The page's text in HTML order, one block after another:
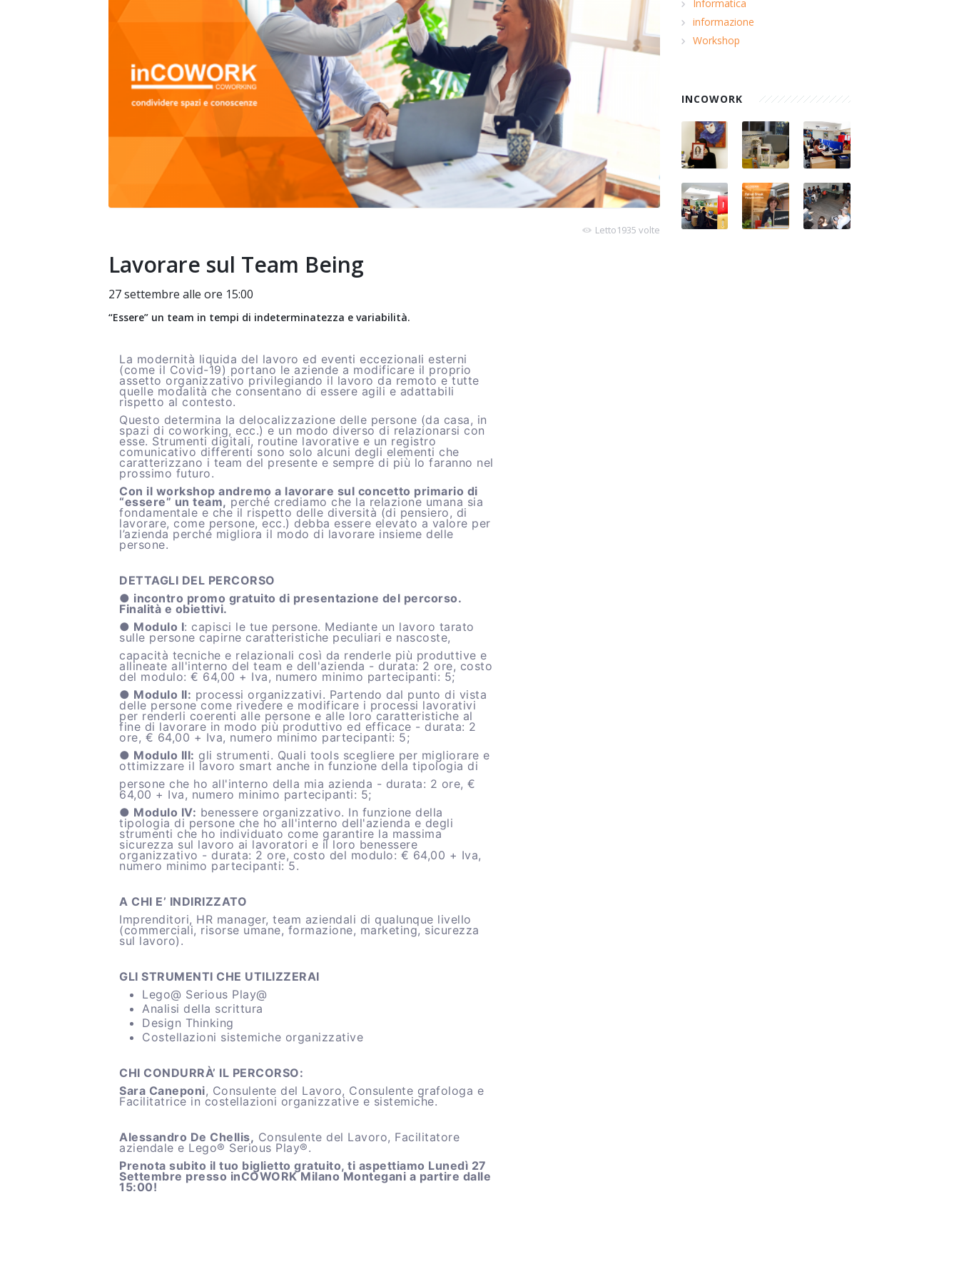
Letto1935 volte
Lavorare sul Team Being
27 settembre alle ore 15:00
“Essere” un team in tempi di indeterminatezza e variabilità.
La modernità liquida del lavoro ed eventi eccezionali esterni
(come il Covid-19) portano le aziende a modificare il proprio
assetto organizzativo privilegiando il lavoro da remoto e tutte
quelle modalità che consentano di essere agili e adattabili
rispetto al contesto.
Questo determina la delocalizzazione delle persone (da casa, in
spazi di coworking, ecc.) e un modo diverso di relazionarsi con
esse. Strumenti digitali, routine lavorative e un registro
comunicativo differenti sono solo alcuni degli elementi che
caratterizzano i team del presente e sempre di più lo faranno nel
prossimo futuro.
Con il workshop andremo a lavorare sul concetto primario di
“essere” un team, perché crediamo che la relazione umana sia
fondamentale e che il rispetto delle diversità (di pensiero, di
lavorare, come persone, ecc.) debba essere elevato a valore per
l’azienda perché migliora il modo di lavorare insieme delle
persone.
DETTAGLI DEL PERCORSO
● incontro promo gratuito di presentazione del percorso.
Finalità e obiettivi.
● Modulo I: capisci le tue persone. Mediante un lavoro tarato
sulle persone capirne caratteristiche peculiari e nascoste,
capacità tecniche e relazionali così da renderle più produttive e
allineate all'interno del team e dell'azienda - durata: 2 ore, costo
del modulo: € 64,00 + Iva, numero minimo partecipanti: 5;
● Modulo II: processi organizzativi. Partendo dal punto di vista
delle persone come rivedere e modificare i processi lavorativi
per renderli coerenti alle persone e alle loro caratteristiche al
fine di lavorare in modo più produttivo ed efficace - durata: 2
ore, € 64,00 + Iva, numero minimo partecipanti: 5;
● Modulo III: gli strumenti. Quali tools scegliere per migliorare e
ottimizzare il lavoro smart anche in funzione della tipologia di
persone che ho all'interno della mia azienda - durata: 2 ore, €
64,00 + Iva, numero minimo partecipanti: 5;
● Modulo IV: benessere organizzativo. In funzione della
tipologia di persone che ho all'interno dell'azienda e degli
strumenti che ho individuato come garantire la massima
sicurezza sul lavoro ai lavoratori e il loro benessere
organizzativo - durata: 2 ore, costo del modulo: € 64,00 + Iva,
numero minimo partecipanti: 5.
A CHI E’ INDIRIZZATO
Imprenditori, HR manager, team aziendali di qualunque livello
(commerciali, risorse umane, formazione, marketing, sicurezza
sul lavoro).
GLI STRUMENTI CHE UTILIZZERAI
Lego@ Serious Play@
Analisi della scrittura
Design Thinking
Costellazioni sistemiche organizzative
CHI CONDURRÀ’ IL PERCORSO:
Sara Caneponi, Consulente del Lavoro, Consulente grafologa e
Facilitatrice in costellazioni organizzative e sistemiche.
Alessandro De Chellis, Consulente del Lavoro, Facilitatore
aziendale e Lego® Serious Play®.
Prenota subito il tuo biglietto gratuito, ti aspettiamo Lunedì 27
Settembre presso inCOWORK Milano Montegani a partire dalle
15:00!
Informatica
informazione
Workshop
INCOWORK